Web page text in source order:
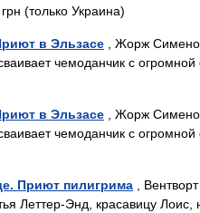
(только Украина)
в Эльзасе , Жорж
чемоданчик с
в Эльзасе , Жорж
чемоданчик с
Приют пилигрима ,
Леттер-Энд, красавицу